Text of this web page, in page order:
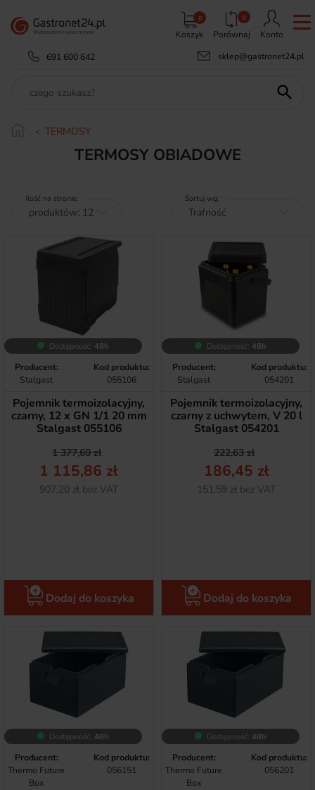
Koszyk
0 0
Porównaj
Konto
691 600 642
sklep@gastronet24.pl

TERMOSY
TERMOSY OBIADOWE
Ilość na stronie: Sortuj wg:
Dostępność: 48h
Producent:
Stalgast
Kod produktu:
055106
Pojemnik termoizolacyjny,
czarny, 12 x GN 1/1 20 mm
Stalgast 055106
Cena podstawowa
1 377,60 zł
Cena
1 115,86 zł
Netto
907,20 zł bez VAT
Dodaj do koszyka
Dostępność: 48h
Producent:
Stalgast
Kod produktu:
054201
Pojemnik termoizolacyjny,
czarny z uchwytem, V 20 l
Stalgast 054201
Cena
222,63 zł
Cena
186,45 zł
Netto
151,59 zł bez VAT
Dodaj do koszyka
Dostępność: 48h
Producent:
Thermo Future
Box
Kod produktu:
056151
Dostępność: 48h
Producent:
Thermo Future
Box
Kod produktu:
056201